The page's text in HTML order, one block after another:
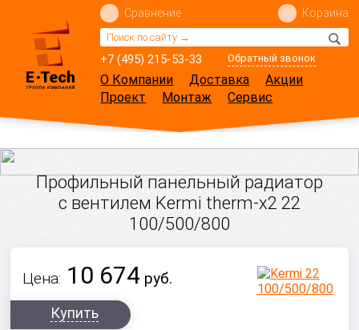
+7 (495) 215-53-33 Обратный звонок
Сравнение Корзина
О Компании Доставка
Акции
Проект
Монтаж Сервис
Профильный панельный радиатор
с вентилем Kermi therm-x2 22
100/500/800
Цена: 10 674 руб.
Купить